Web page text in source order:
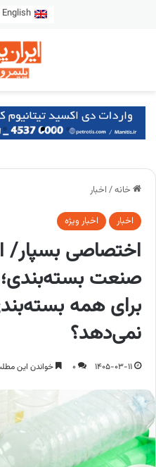
English
خانه/ اخبار
اخبار اخبار ویژه
اختصاصی بسپار/
صنعت بسته‌بندی؛
برای همه
نمی‌دهد؟
1405-03-11
0 خواندن این مطلب 3 دقیقه زمان